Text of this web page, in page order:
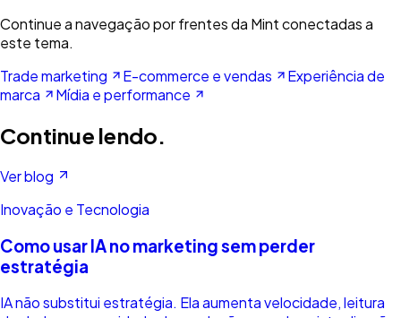
Continue a navegação por frentes da Mint conectadas a
este tema.
Trade marketing
E-commerce e vendas
Experiência de
marca
Mídia e performance
Continue lendo.
Ver blog
Inovação e Tecnologia
Como usar IA no marketing sem perder
estratégia
IA não substitui estratégia. Ela aumenta velocidade, leitura